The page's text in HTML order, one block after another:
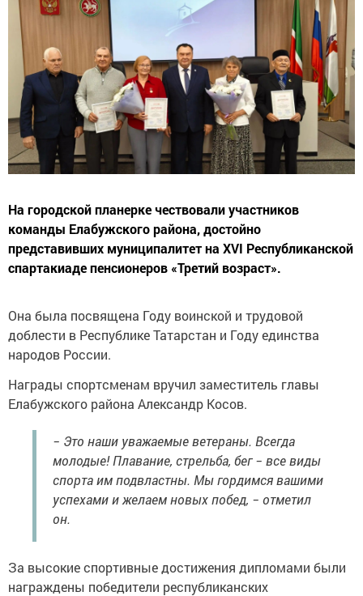
На городской планерке чествовали участников
команды Елабужского района, достойно
представивших муниципалитет на XVI Республиканской
спартакиаде пенсионеров «Третий возраст».
Она была посвящена Году воинской и трудовой
доблести в Республике Татарстан и Году единства
народов России.
Награды спортсменам вручил заместитель главы
Елабужского района Александр Косов.
− Это наши уважаемые ветераны. Всегда
молодые! Плавание, стрельба, бег − все виды
спорта им подвластны. Мы гордимся вашими
успехами и желаем новых побед, − отметил
он.
За высокие спортивные достижения дипломами были
награждены победители республиканских